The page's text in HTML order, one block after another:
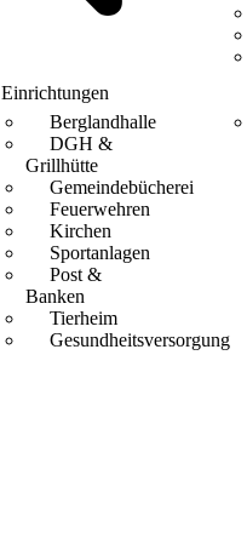
Einrichtungen
Berglandhalle
DGH &
Grillhütte
Gemeindebücherei
Feuerwehren
Kirchen
Sportanlagen
Post &
Banken
Tierheim
Gesundheitsversorgung